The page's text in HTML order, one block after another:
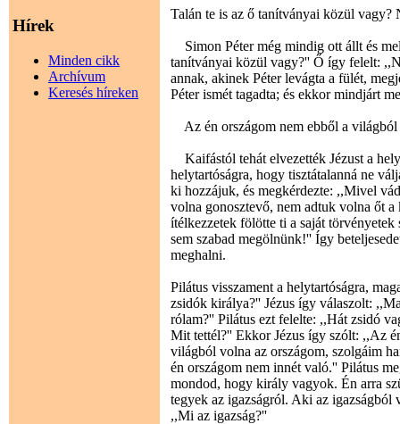
Hírek
Minden cikk
Archívum
Keresés híreken
Talán te is az ő tanítványai közül vagy?
Simon Péter még mindig ott állt és
tanítványai közül vagy?'' Ő így felelt:
annak, akinek Péter levágta a fülét,
Péter ismét tagadta; és ekkor mindjárt
Az én országom nem ebből a
Kaifástól tehát elvezették Jézust a
helytartóságra, hogy tisztátalanná ne
ki hozzájuk, és megkérdezte: ,,Mivel
volna gonosztevő, nem adtuk volna őt
ítélkezzetek fölötte ti a saját
sem szabad megölnünk!'' Így
meghalni.
Pilátus visszament a helytartóságra,
zsidók királya?'' Jézus így válaszolt:
rólam?'' Pilátus ezt felelte: ,,Hát zsidó
Mit tettél?'' Ekkor Jézus így szólt: ,,Az
világból volna az országom, szolgáim
én országom nem innét való.'' Pilátus
mondod, hogy király vagyok. Én arra
tegyek az igazságról. Aki az igazságból
,,Mi az igazság?''